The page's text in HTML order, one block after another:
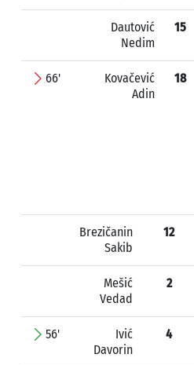
Dautović
Nedim
15
66'
Kovačević
Adin
18
Brezičanin
Sakib
12
Mešić
Vedad
2
56'
Ivić
Davorin
4